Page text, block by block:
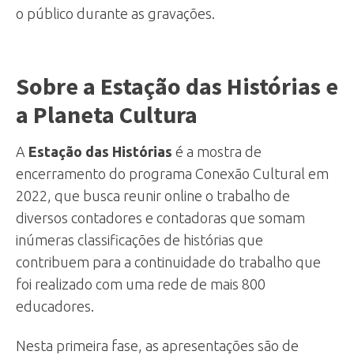
o público durante as gravações.
Sobre a Estação das Histórias e
a Planeta Cultura
A Estação das Histórias é a mostra de
encerramento do programa Conexão Cultural em
2022, que busca reunir online o trabalho de
diversos contadores e contadoras que somam
inúmeras classificações de histórias que
contribuem para a continuidade do trabalho que
foi realizado com uma rede de mais 800
educadores.
Nesta primeira fase, as apresentações são de